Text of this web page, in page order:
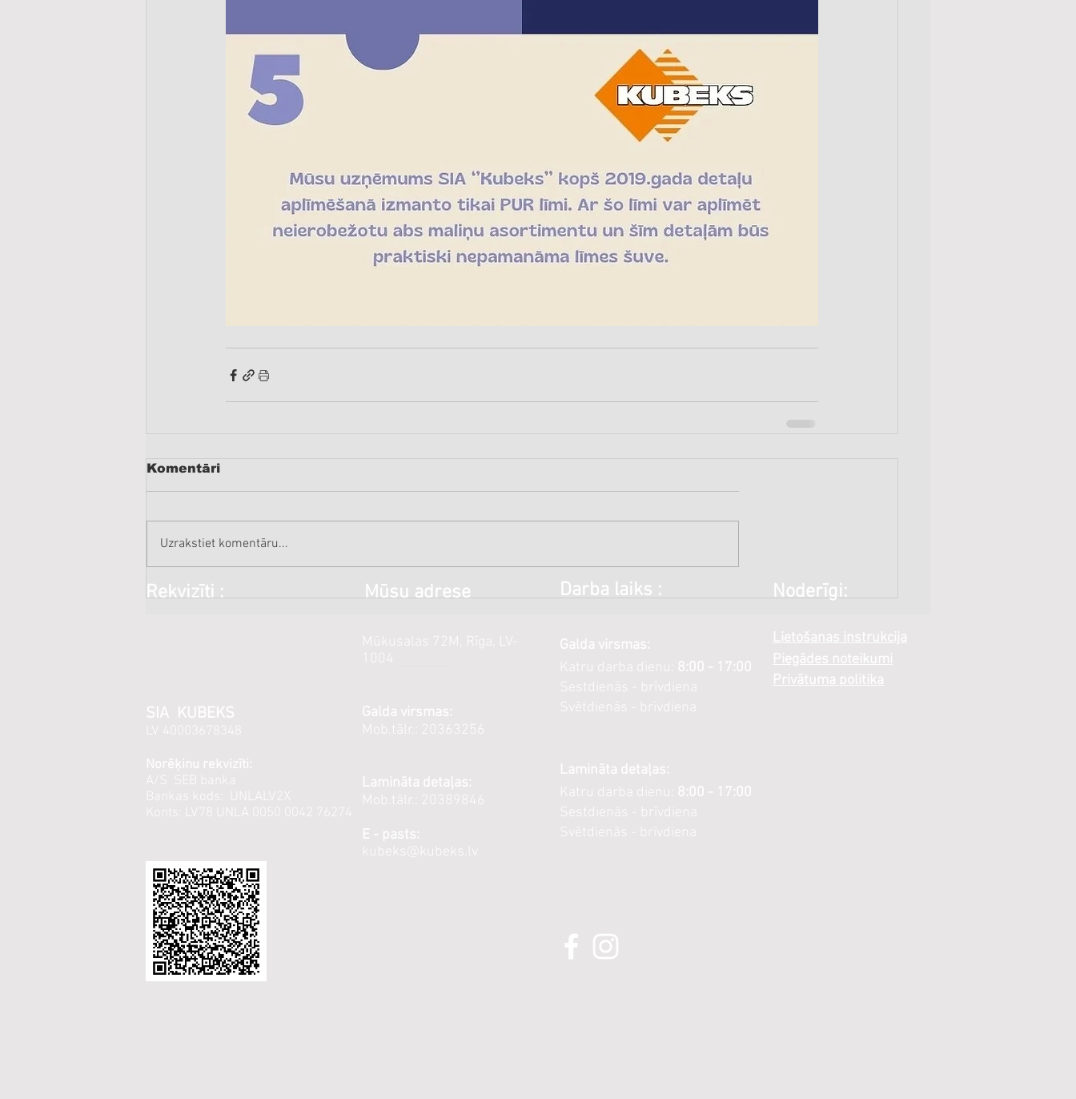
Komentāri
Uzrakstiet komentāru...
Rekvizīti : Mūsu adrese
Mūkusalas 72M, Rīga, LV-
1004
SIA KUBEKS
LV 40003678348
Norēķinu rekvizīti:
A/S SEB banka
Bankas kods: UNLALV2X
Konts: LV78 UNLA 0050 0042 76274
Galda virsmas:
Mob.tālr.: 20363256
Lamināta detaļas:
Mob.tālr.: 20389846
E - pasts:
kubeks@kubeks.lv
Darba laiks :
Galda virsmas:
Katru darba dienu: 8:00 - 17:00
Sestdienās - brīvdiena
Svētdienās - brīvdiena
Lamināta detaļas:
Katru darba dienu: 8:00 - 17:00
Sestdienās - brīvdiena
Svētdienās - brīvdiena
Noderīgi:
Lietošanas instrukcija
Piegādes noteikumi
Privātuma politika